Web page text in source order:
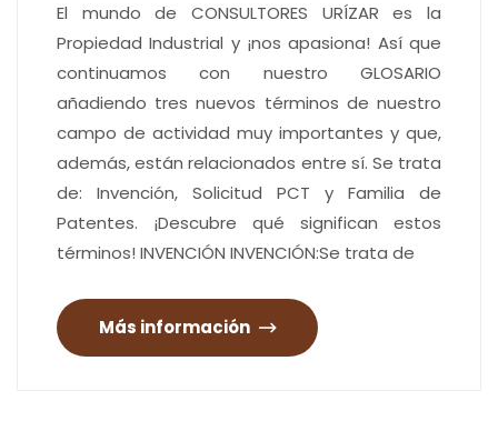
El mundo de CONSULTORES URÍZAR es la
Propiedad Industrial y ¡nos apasiona! Así que
continuamos con nuestro GLOSARIO
añadiendo tres nuevos términos de nuestro
campo de actividad muy importantes y que,
además, están relacionados entre sí. Se trata
de: Invención, Solicitud PCT y Familia de
Patentes. ¡Descubre qué significan estos
términos! INVENCIÓN INVENCIÓN:Se trata de
Más información